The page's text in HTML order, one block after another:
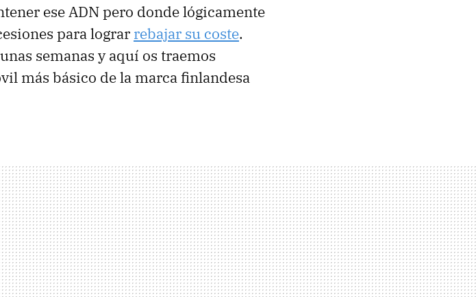
ese ADN pero donde lógicamente
para lograr rebajar su coste.
semanas y aquí os traemos
más básico de la marca finlandesa